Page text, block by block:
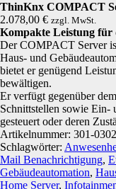
ThinKnx COMPACT
2.078,00 € zzgl. MwSt.
Kompakte Leistung für
Der COMPACT Server
Haus- und
bietet er genügend
bewältigen.
Er verfügt gegen­über
Schnittstellen sowie Ein-
gesteuert oder deren
Artikelnummer: 301-
Schlagwörter:
Mail Benachrichtigung,
Gebäudeautomation,
Home Server,